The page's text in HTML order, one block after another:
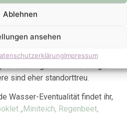
Ablehnen
ansehen
Impressum
oder Sumpfbeet bewährt
Dotterblume, Mädesüß,
sind heimisch, pflegeleicht,
klar und bieten gleichzeitig
für unzählige Tierarten. Einige
sind eher standorttreu.
Wasser-Eventualität findet ihr,
„Miniteich, Regenbeet,